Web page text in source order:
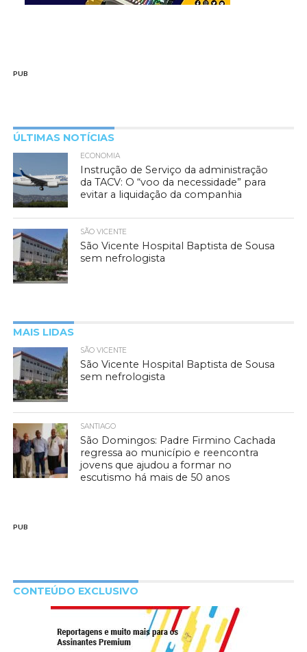
PUB
ÚLTIMAS NOTÍCIAS
ECONOMIA
Instrução de Serviço da administração
da TACV: O “voo da necessidade” para
evitar a liquidação da companhia
SÃO VICENTE
São Vicente Hospital Baptista de Sousa
sem nefrologista
MAIS LIDAS
SÃO VICENTE
São Vicente Hospital Baptista de Sousa
sem nefrologista
SANTIAGO
São Domingos: Padre Firmino Cachada
regressa ao município e reencontra
jovens que ajudou a formar no
escutismo há mais de 50 anos
PUB
CONTEÚDO EXCLUSIVO